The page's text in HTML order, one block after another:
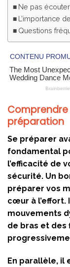
Ne pas
L’importance
Questions
Comprendre
préparation
Se préparer
fondamental
l’efficacité de
sécurité. Un
préparer vos
cœur à l’effort.
mouvements
de bras et des
En parallèle, il